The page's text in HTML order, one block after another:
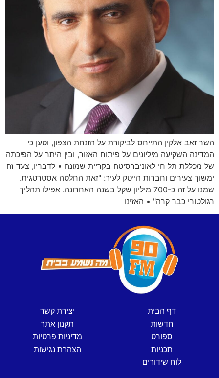
השר זאב אלקין התייחס לביקורת על הזנחת הצפון, וטען כי
המדינה השקיעה מיליונים על פיתוח האזור, ובין היתר על הפיכתה
של מכללת תל חי לאוניברסיטה בקריית שמונה • לדבריו, צעד זה
ימשוך צעירים וחברות הייטק לעיר: "זאת החלטה אסטרטגית.
שמנו על זה כ-700 מיליון שקל בשנה האחרונה. אפילו תהליך
רגולטורי כבר קרה" • האזינו
דף הבית
חדשות
ספורט
תכניות
לוח שידורים
יצירת קשר
תקנון אתר
מדיניות פרטיות
הצהרת נגישות